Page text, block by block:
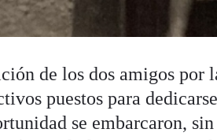
de los dos amigos por
puestos para
se embarcaron,